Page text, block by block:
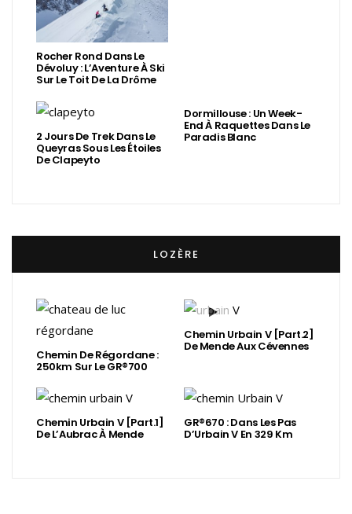
Rocher Rond Dans Le
Dévoluy : L’Aventure À Ski
Sur Le Toit De La Drôme
2 Jours De Trek Dans Le
Queyras Sous Les Étoiles
De Clapeyto
Dormillouse : Un Week-
End À Raquettes Dans Le
Paradis Blanc
LOZÈRE
Chemin De Régordane :
250km Sur Le GR®700
Chemin Urbain V [Part.2]
De Mende Aux Cévennes
Chemin Urbain V [Part.1]
De L’Aubrac À Mende
GR®670 : Dans Les Pas
D’Urbain V En 329 Km